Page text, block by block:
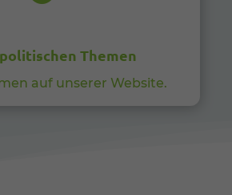
Themen
auf unserer Website.